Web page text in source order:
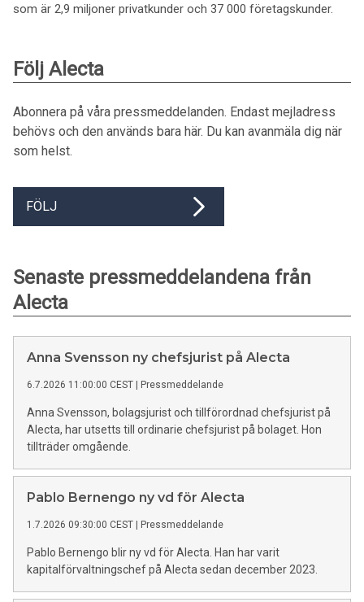
som är 2,9 miljoner privatkunder och 37 000 företagskunder.
Följ Alecta
Abonnera på våra pressmeddelanden. Endast mejladress
behövs och den används bara här. Du kan avanmäla dig när
som helst.
FÖLJ
Senaste pressmeddelandena från
Alecta
Anna Svensson ny chefsjurist på Alecta
6.7.2026 11:00:00 CEST Pressmeddelande
Anna Svensson, bolagsjurist och tillförordnad chefsjurist på
Alecta, har utsetts till ordinarie chefsjurist på bolaget. Hon
tillträder omgående.
Pablo Bernengo ny vd för Alecta
1.7.2026 09:30:00 CEST Pressmeddelande
Pablo Bernengo blir ny vd för Alecta. Han har varit
kapitalförvaltningschef på Alecta sedan december 2023.